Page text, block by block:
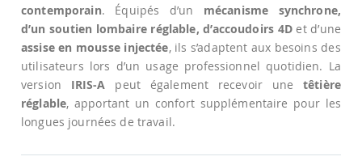
contemporain. Équipés d’un mécanisme synchrone,
d’un soutien lombaire réglable, d’accoudoirs 4Det d’une
assise en mousse injectée, ils s’adaptent aux besoins des
utilisateurs lors d’un usage professionnel quotidien. La
version IRIS-A peut également recevoir unetêtière
réglable, apportant un confort supplémentaire pour les
longues journées de travail.